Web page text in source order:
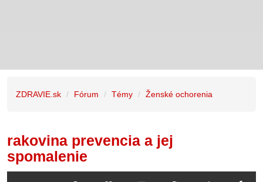
ZDRAVIE.sk Fórum Témy Ženské ochorenia
rakovina prevencia a jej
spomalenie